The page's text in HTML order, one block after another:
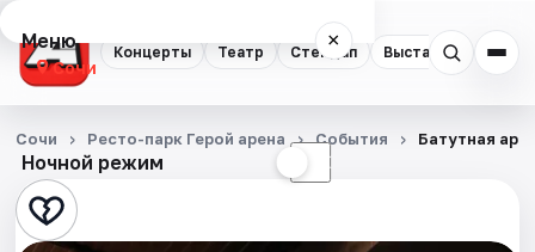
Концерты Театр Стендап Выставки
Меню ×
Сочи
Концерты
Театр
Стендап
Ночной режим ☾
Сочи Ресто-парк Герой арена События Батутная